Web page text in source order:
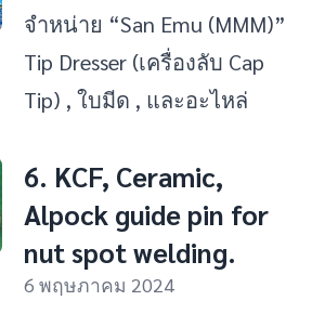
จำหน่าย “San Emu (MMM)”
Tip Dresser (เครื่องลับ Cap
Tip) , ใบมีด , และอะไหล่
6. KCF, Ceramic,
Alpock guide pin for
nut spot welding.
6 พฤษภาคม 2024